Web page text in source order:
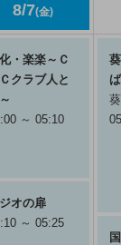
8/7(金)
・楽楽～Ｃ
クラブ人と
～ 05:10
オの扉
～ 05:25